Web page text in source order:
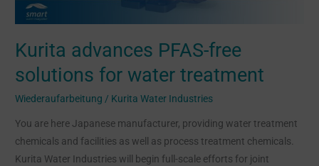
Kurita advances PFAS-free
solutions for water treatment
Wiederaufarbeitung / Kurita Water Industries
You are here Japanese manufacturer, providing water treatment
chemicals and facilities as well as process treatment chemicals.
Kurita Water Industries will begin full-scale efforts for joint
treatment